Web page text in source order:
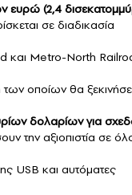
ευρώ (2,4
σε διαδικασία
και Metro-North
οποίων θα
δολαρίων για
την αξιοπιστία σε
USB και αυτόματες